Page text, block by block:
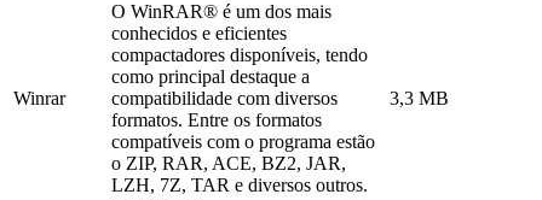
Winrar
O WinRAR® é um dos mais
conhecidos e eficientes
compactadores disponíveis, tendo
como principal destaque a
compatibilidade com diversos
formatos. Entre os formatos
compatíveis com o programa estão
o ZIP, RAR, ACE, BZ2, JAR,
LZH, 7Z, TAR e diversos outros.
3,3 MB